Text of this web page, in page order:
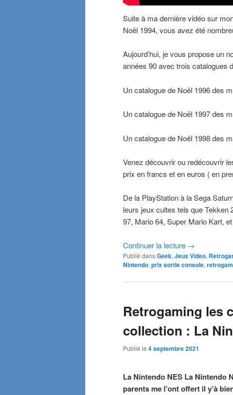
Suite à ma dernière vidéo sur
Noël 1994, vous avez été
Aujourd’hui, je vous propose un
années 90 avec trois catalogues
Un catalogue de Noël 1996 des
Un catalogue de Noël 1997 des
Un catalogue de Noël 1998 des
Venez découvrir ou redécouvrir
prix en francs et en euros ( en
De la PlayStation à la Sega
leurs jeux cultes tels que
97, Mario 64, Super Mario Kart,
Continuer la lecture →
Publié dansGeek, Jeux Video,
Nintendo, prix sortie console,
Retrogaming les
collection : La
Publié le 4 septembre 2021
La Nintendo NES La Nintendo
parents me l’ont offert il y’à